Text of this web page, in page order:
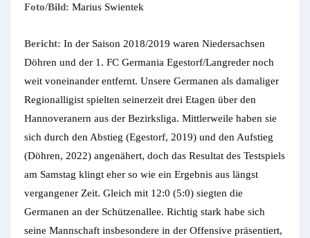
Foto/Bild: Marius Swientek
Bericht: In der Saison 2018/2019 waren Niedersachsen
Döhren und der 1. FC Germania Egestorf/Langreder noch
weit voneinander entfernt. Unsere Germanen als damaliger
Regionalligist spielten seinerzeit drei Etagen über den
Hannoveranern aus der Bezirksliga. Mittlerweile haben sie
sich durch den Abstieg (Egestorf, 2019) und den Aufstieg
(Döhren, 2022) angenähert, doch das Resultat des Testspiels
am Samstag klingt eher so wie ein Ergebnis aus längst
vergangener Zeit. Gleich mit 12:0 (5:0) siegten die
Germanen an der Schützenallee. Richtig stark habe sich
seine Mannschaft insbesondere in der Offensive präsentiert,